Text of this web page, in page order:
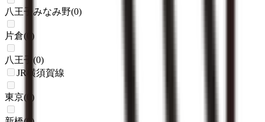
八王子みなみ野(0)
片倉( )
八王子 (0)
JR横須賀線
東京( )